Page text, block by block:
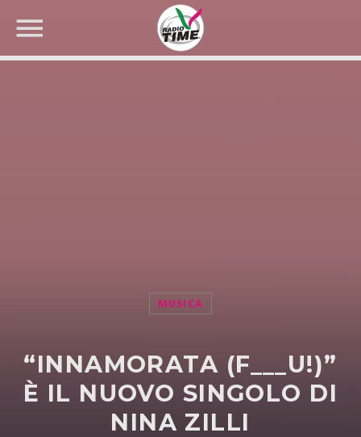
MUSICA
“INNAMORATA (F___U!)”
È IL NUOVO SINGOLO DI
NINA ZILLI